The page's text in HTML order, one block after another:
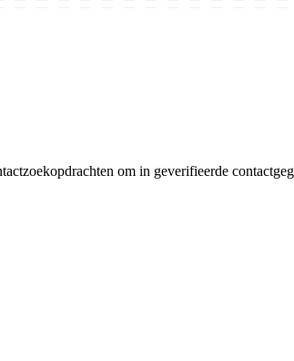
om in geverifieerde